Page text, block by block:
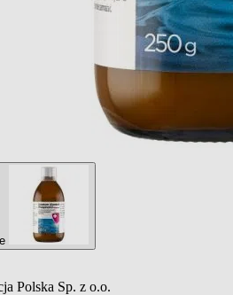
Polska Sp. z o.o.